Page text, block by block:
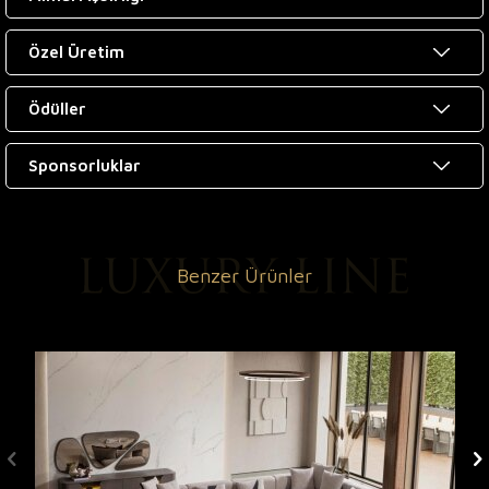
Özel Üretim
Ödüller
Sponsorluklar
Benzer Ürünler